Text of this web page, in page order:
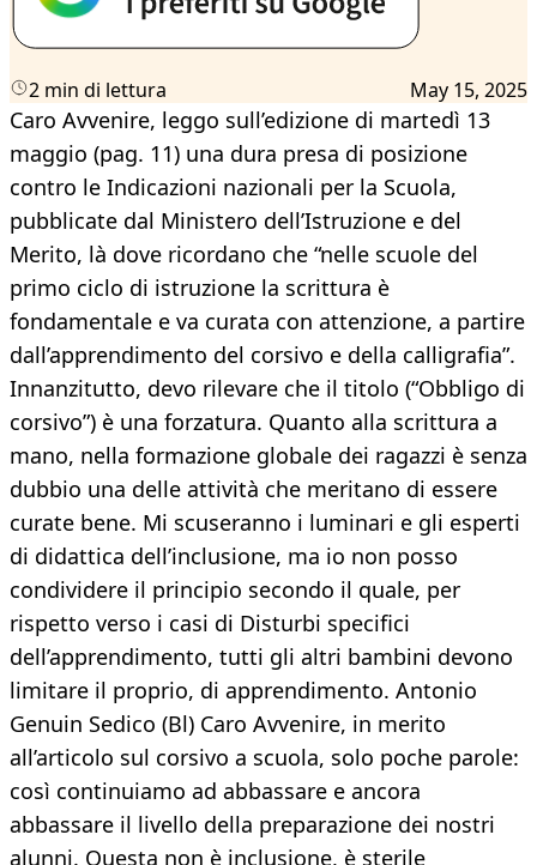
2 min di lettura May 15, 2025
Caro Avvenire, leggo sull’edizione di martedì 13
maggio (pag. 11) una dura presa di posizione
contro le Indicazioni nazionali per la Scuola,
pubblicate dal Ministero dell’Istruzione e del
Merito, là dove ricordano che “nelle scuole del
primo ciclo di istruzione la scrittura è
fondamentale e va curata con attenzione, a partire
dall’apprendimento del corsivo e della calligrafia”.
Innanzitutto, devo rilevare che il titolo (“Obbligo di
corsivo”) è una forzatura. Quanto alla scrittura a
mano, nella formazione globale dei ragazzi è senza
dubbio una delle attività che meritano di essere
curate bene. Mi scuseranno i luminari e gli esperti
di didattica dell’inclusione, ma io non posso
condividere il principio secondo il quale, per
rispetto verso i casi di Disturbi specifici
dell’apprendimento, tutti gli altri bambini devono
limitare il proprio, di apprendimento. Antonio
Genuin Sedico (Bl) Caro Avvenire, in merito
all’articolo sul corsivo a scuola, solo poche parole:
così continuiamo ad abbassare e ancora
abbassare il livello della preparazione dei nostri
alunni. Questa non è inclusione, è sterile